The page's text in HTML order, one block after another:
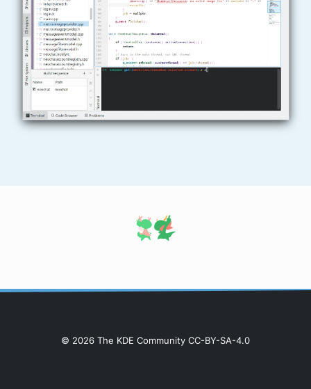
© 2026 The KDE Community CC-BY-SA-4.0